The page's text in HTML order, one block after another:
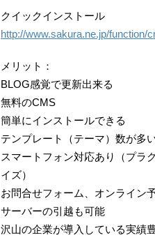
クイックインストール
http://www.sakura.ne.jp/function/
メリット：
BLOG感覚で更新出来る
無料のCMS
簡単にインストールできる
テンプレート（テーマ）数が多
スマートフォン対応あり（プラ
イズ）
お問合せフォーム、オンライン
サーバーの引越も可能
沢山の企業が導入している実績